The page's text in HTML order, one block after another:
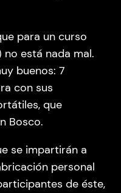
para un curso
está nada mal.
buenos: 7
con sus
que
Bosco.
se impartirán a
personal
de éste,